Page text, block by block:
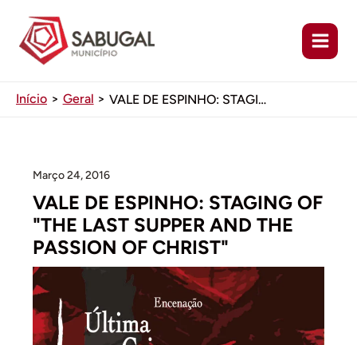
conteúdo
Início Geral VALE DE ESPINHO: STAGING OF “THE LAST SUPPER AND THE PASSION OF CHRIST”
Março 24, 2016
VALE DE ESPINHO: STAGING OF
"THE LAST SUPPER AND THE
PASSION OF CHRIST"